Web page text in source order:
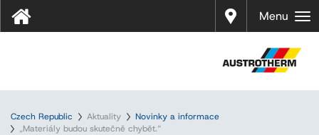
Prodej
Menu
Czech Republic Aktuality
Novinky a informace
„Materiály budou skutečně chybět.“